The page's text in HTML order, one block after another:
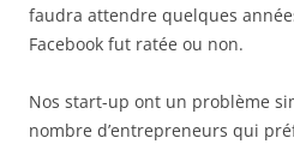
faudra attendre quelques
Facebook fut ratée ou non.
Nos start-up ont un problème
nombre d’entrepreneurs qui